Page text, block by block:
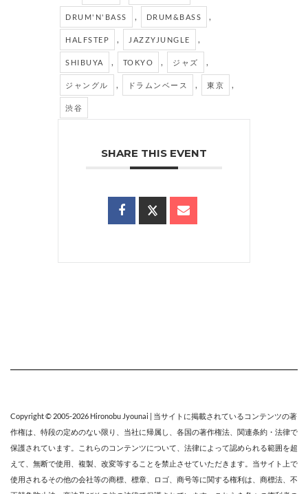
DRUM'N'BASS , DRUM&BASS ,
HALFSTEP , JAZZYJUNGLE ,
SHIBUYA , TOKYO , ジャズ ,
ジャングル , ドラムンベース , 東京 ,
渋谷
SHARE THIS EVENT
Copyright © 2005-2026 Hironobu Jyounai | 当サイトに掲載されているコンテンツの著
作権は、特段の定めのない限り、 当社に帰属し、各国の著作権法、関連条約・法律で
保護されています。これらのコンテンツについて、法律によって認められる範囲を超
えて、無断で使用、複製、改変等することを禁止させていただきます。当サイト上で
使用されるその他の会社等の商標、標章、ロゴ、商号等に関する権利は、商標法、不